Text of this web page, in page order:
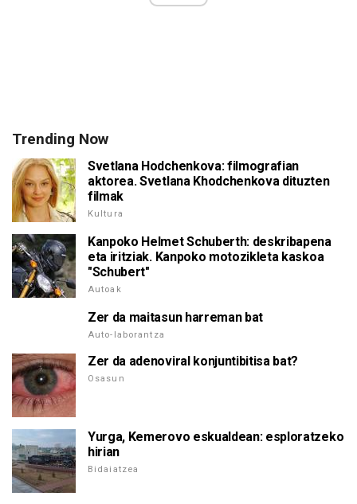
Trending Now
Svetlana Hodchenkova: filmografian
aktorea. Svetlana Khodchenkova dituzten
filmak
Kultura
Kanpoko Helmet Schuberth: deskribapena
eta iritziak. Kanpoko motozikleta kaskoa
"Schubert"
Autoak
Zer da maitasun harreman bat
Auto-laborantza
Zer da adenoviral konjuntibitisa bat?
Osasun
Yurga, Kemerovo eskualdean: esploratzeko
hirian
Bidaiatzea